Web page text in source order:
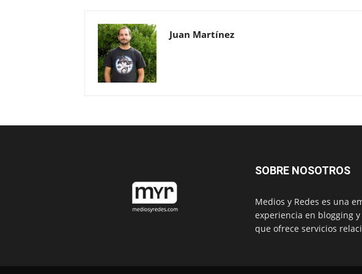
Juan Martínez
SOBRE NOSOTROS
Medios y Redes es una
experiencia en blogging
que ofrece servicios